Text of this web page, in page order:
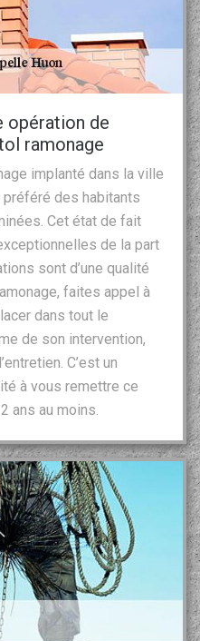
opération de
ramonage
implanté dans la ville
des habitants
Cet état de fait
de la part
sont d’une qualité
faites appel à
dans tout le
de son intervention,
C’est un
à vous remettre ce
ans au moins.